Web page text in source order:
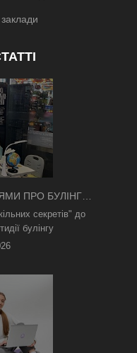
ПРО БУЛІНГ
секретів" до
булінгу